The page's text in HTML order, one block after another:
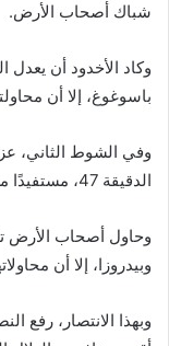
شباك أصحاب الأرض.
وكاد الأخدود أن يعدل
باسوغوغ، إلا أن
وفي الشوط الثاني،
الدقيقة 47، مستفيدًا من كرة مرتدة من القائم.
وحاول أصحاب الأرض
وبيدروزا، إلا أن